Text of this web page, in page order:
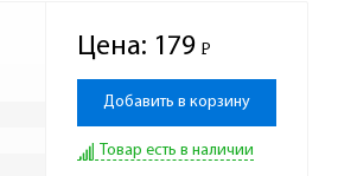
Цена: 179 Р
-
Добавить в корзину
Товар есть в наличии